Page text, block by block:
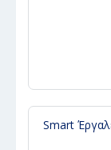
Smart